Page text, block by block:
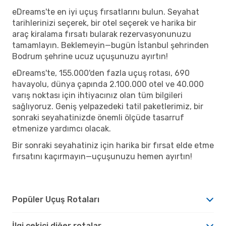
eDreams'te en iyi uçuş fırsatlarını bulun. Seyahat
tarihlerinizi seçerek, bir otel seçerek ve harika bir
araç kiralama fırsatı bularak rezervasyonunuzu
tamamlayın. Beklemeyin—bugün İstanbul şehrinden
Bodrum şehrine ucuz uçuşunuzu ayırtın!
eDreams'te, 155.000'den fazla uçuş rotası, 690
havayolu, dünya çapında 2.100.000 otel ve 40.000
varış noktası için ihtiyacınız olan tüm bilgileri
sağlıyoruz. Geniş yelpazedeki tatil paketlerimiz, bir
sonraki seyahatinizde önemli ölçüde tasarruf
etmenize yardımcı olacak.
Bir sonraki seyahatiniz için harika bir fırsat elde etme
fırsatını kaçırmayın—uçuşunuzu hemen ayırtın!
Popüler Uçuş Rotaları